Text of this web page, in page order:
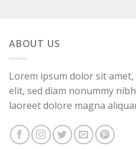
ABOUT US
Lorem ipsum dolor sit
elit, sed diam nonummy
laoreet dolore magna